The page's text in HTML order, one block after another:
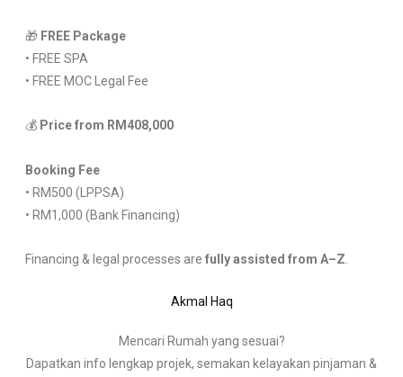
🎁 FREE Package
• FREE SPA
• FREE MOC Legal Fee
💰 Price from RM408,000
Booking Fee
• RM500 (LPPSA)
• RM1,000 (Bank Financing)
Financing & legal processes are fully assisted from A–Z
Akmal Haq
Mencari Rumah yang sesuai?
Dapatkan info lengkap projek, semakan kelayakan pinjaman &